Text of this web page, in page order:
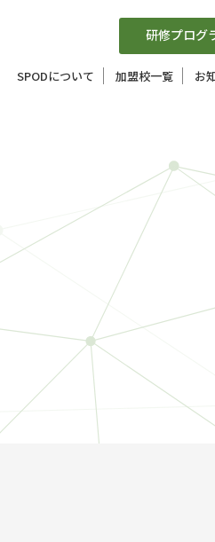
SPODについて 加盟校一覧 お
研修プログ